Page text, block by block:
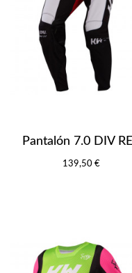
Pantalón 7.0 DIV
139,50 €